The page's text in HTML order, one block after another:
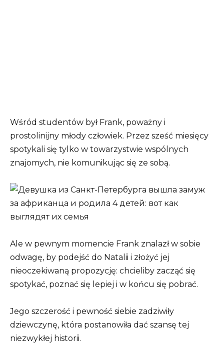
Wśród studentów był Frank, poważny i
prostolinijny młody człowiek. Przez sześć miesięcy
spotykali się tylko w towarzystwie wspólnych
znajomych, nie komunikując się ze sobą.
Ale w pewnym momencie Frank znalazł w sobie
odwagę, by podejść do Natalii i złożyć jej
nieoczekiwaną propozycję: chcieliby zacząć się
spotykać, poznać się lepiej i w końcu się pobrać.
Jego szczerość i pewność siebie zadziwiły
dziewczynę, która postanowiła dać szansę tej
niezwykłej historii.